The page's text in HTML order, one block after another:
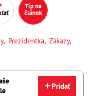
Tip na
článok
, Prezidentka, Zákazy,
Pridať